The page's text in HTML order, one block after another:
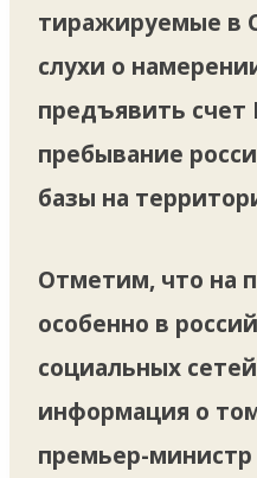
тиражируемые в
слухи о
предъявить счет
пребывание
базы на
Отметим, что на
особенно в
социальных
информация о
премьер-